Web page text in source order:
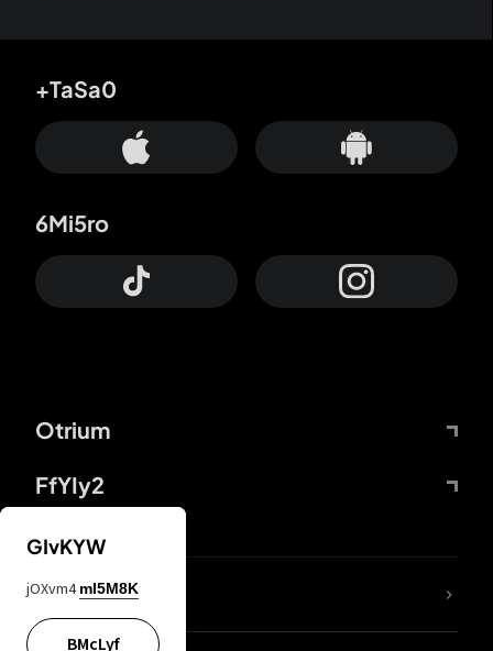
Otrium
FfYIy2
+TaSa0
6Mi5ro
DDcvSo
GIvKYW
jOXvm4 mI5M8K
BMcLyf